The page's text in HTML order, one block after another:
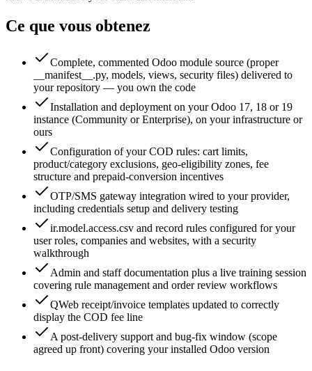
Ce que vous obtenez
Complete, commented Odoo module source (proper
__manifest__.py, models, views, security files) delivered to
your repository — you own the code
Installation and deployment on your Odoo 17, 18 or 19
instance (Community or Enterprise), on your infrastructure or
ours
Configuration of your COD rules: cart limits,
product/category exclusions, geo-eligibility zones, fee
structure and prepaid-conversion incentives
OTP/SMS gateway integration wired to your provider,
including credentials setup and delivery testing
ir.model.access.csv and record rules configured for your
user roles, companies and websites, with a security
walkthrough
Admin and staff documentation plus a live training session
covering rule management and order review workflows
QWeb receipt/invoice templates updated to correctly
display the COD fee line
A post-delivery support and bug-fix window (scope
agreed up front) covering your installed Odoo version